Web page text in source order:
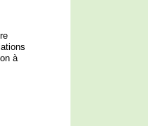
à